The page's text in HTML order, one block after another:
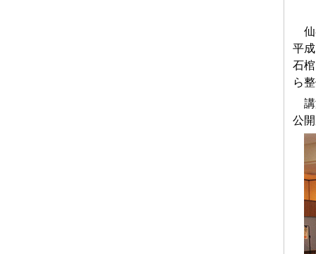
仙
平
石
ら
講
公